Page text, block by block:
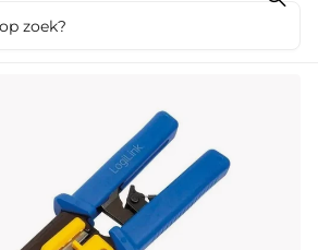
doorsteek connectoren